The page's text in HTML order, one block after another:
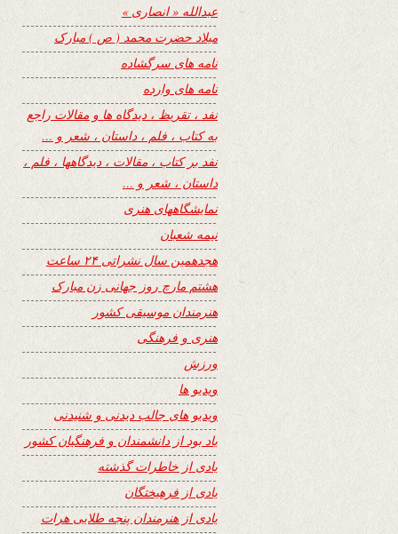
عبدالله « انصاری »
میلاد حضرت محمد ( ص ) مبارک
نامه های سرگشاده
نامه های وارده
نفد ، تقریظ ، دیدگاه ها و مقالات راجع
به کتاب ، فلم ، داستان ، شعر و …
نفد بر کتاب ، مقالات ، دیدگاهها ، فلم ،
داستان ، شعر و …
نمایشگاههای هنری
نیمه شعبان
هجدهمین سال نشراتی ۲۴ ساعت
هشتم مارچ روز جهانی زن مبارک
هنرمندان موسیقی کشور
هنری و فرهنگی
ورزش
ویدیو ها
ویدیو های جالب دیدنی و شنیدنی
یاد بود از دانشمندان و فرهنگیان کشور
یادی از خاطرات گذشته
یادی از فرهیختگان
یادی از هنرمندان پنجه طلایی هرات